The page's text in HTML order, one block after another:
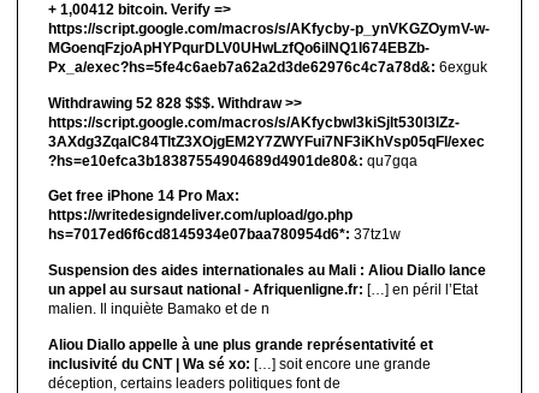
+ 1,00412 bitсоin. Verify =>
https://script.google.com/macros/s/AKfycby-p_ynVKGZOymV-w-
MGoenqFzjoApHYPqurDLV0UHwLzfQo6ilNQ1l674EBZb-
Px_a/exec?hs=5fe4c6aeb7a62a2d3de62976c4c7a78d&: 6exguk
Withdrawing 52 828 $$$. Withdrаw >>
https://script.google.com/macros/s/AKfycbwl3kiSjlt530I3lZz-
3AXdg3ZqalC84TltZ3XOjgEM2Y7ZWYFui7NF3iKhVsp05qFl/exec
?hs=e10efca3b18387554904689d4901de80&: qu7gqa
Get free iPhone 14 Pro Max:
https://writedesigndeliver.com/upload/go.php
hs=7017ed6f6cd8145934e07baa780954d6*: 37tz1w
Suspension des aides internationales au Mali : Aliou Diallo lance
un appel au sursaut national - Afriquenligne.fr: […] en péril l’Etat
malien. Il inquiète Bamako et de n
Aliou Diallo appelle à une plus grande représentativité et
inclusivité du CNT | Wa sé xo: […] soit encore une grande
déception, certains leaders politiques font de